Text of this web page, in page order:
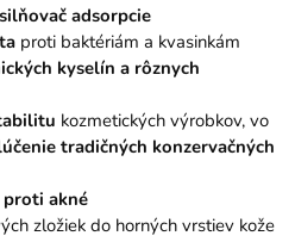
adsorpcie
proti baktériám a kvasinkám
kyselín a rôznych
kozmetických výrobkov, vo
tradičných konzervačných
akné
zložiek do horných vrstiev kože